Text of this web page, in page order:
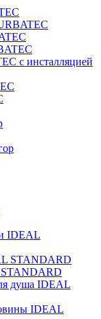
с инсталляцией
IDEAL
STANDARD
душа IDEAL
IDEAL